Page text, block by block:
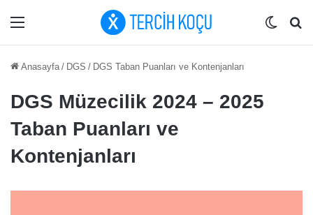
Menü Dış
Anasayfa / DGS / DGS Taban Puanları ve Kontenjanları
DGS Müzecilik 2024 – 2025
Taban Puanları ve
Kontenjanları